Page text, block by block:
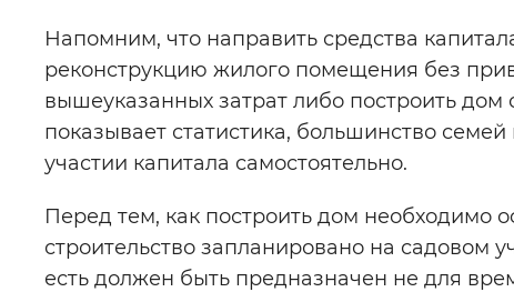
Напомним, что направить средства
реконструкцию жилого помещения без
вышеуказанных затрат либо построить
показывает статистика, большинство
участии капитала самостоятельно.
Перед тем, как построить дом необходимо
строительство запланировано на садовом
есть должен быть предназначен не для